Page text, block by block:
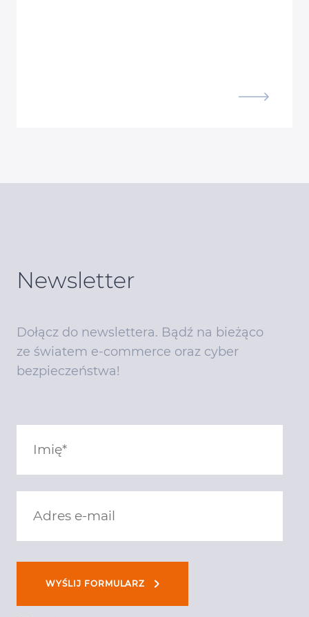
Newsletter
Dołącz do newslettera. Bądź na bieżąco
ze światem e-commerce oraz cyber
bezpieczeństwa!
WYŚLIJ FORMULARZ